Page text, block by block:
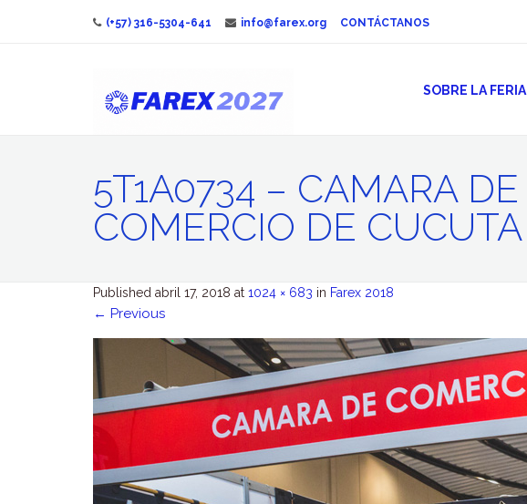
(+57) 316-5304-641 info@farex.org CONTÁCTANOS
SOBRE LA FERIA
5T1A0734 – CAMARA DE
COMERCIO DE CUCUTA
Published abril 17, 2018 at 1024 × 683 in Farex 2018
← Previous